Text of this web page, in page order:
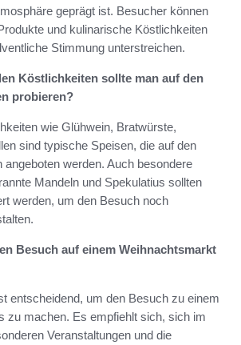
geprägt ist. Besucher können
und kulinarische Köstlichkeiten
Stimmung unterstreichen.
Köstlichkeiten sollte man auf den
probieren?
wie Glühwein, Bratwürste,
sind typische Speisen, die auf den
werden. Auch besondere
Mandeln und Spekulatius sollten
werden, um den Besuch noch
Besuch auf einem Weihnachtsmarkt
entscheidend, um den Besuch zu einem
zu machen. Es empfiehlt sich, sich im
Veranstaltungen und die